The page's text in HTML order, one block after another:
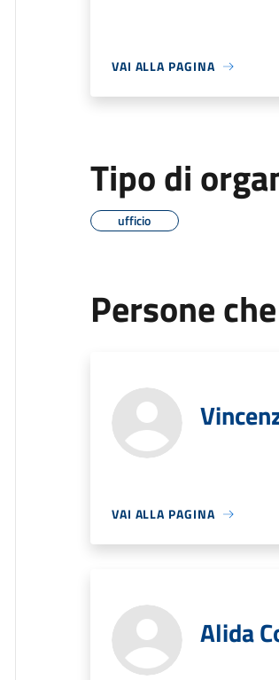
VAI ALLA PAGINA
Tipo di
ufficio
Persone
VAI ALLA PAGINA
Alida